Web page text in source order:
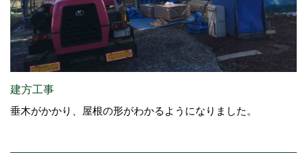
建方工事
垂木がかかり、屋根の形がわかるようになりました。